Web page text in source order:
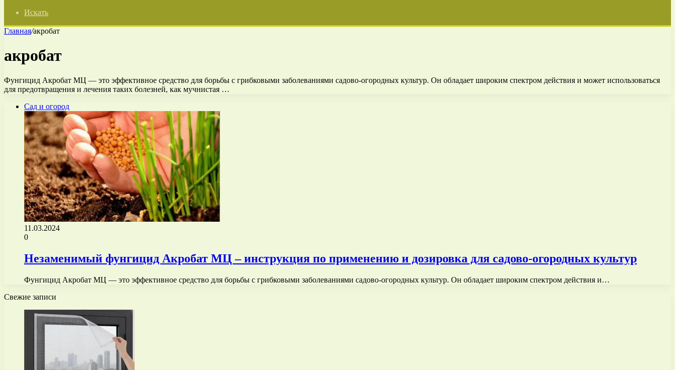
Искать
Главная/акробат
акробат
Фунгицид Акробат МЦ — это эффективное средство для борьбы с грибковыми заболеваниями садово-огородных культур. Он обладает широким спектром действия и может использоваться
для предотвращения и лечения таких болезней, как мучнистая …
Сад и огород
11.03.2024
0
Незаменимый фунгицид Акробат МЦ – инструкция по применению и дозировка для садово-огородных культур
Фунгицид Акробат МЦ — это эффективное средство для борьбы с грибковыми заболеваниями садово-огородных культур. Он обладает широким спектром действия и…
Свежие записи